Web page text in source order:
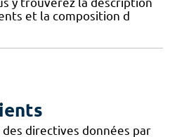
et la composition d
directives données par